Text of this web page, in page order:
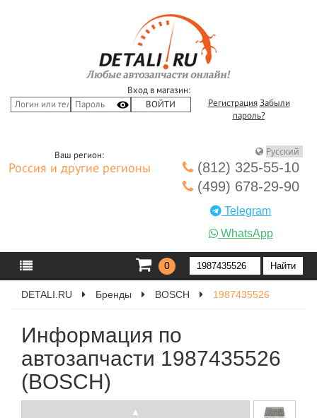
Вход в магазин:
Регистрация Забыли
пароль?
Ваш регион:
Россия и другие регионы
(812) 325-55-10
(499) 678-29-90
Telegram
WhatsApp
0
DETALI.RU Бренды BOSCH 1987435526
Информация по
автозапчасти 1987435526
(BOSCH)